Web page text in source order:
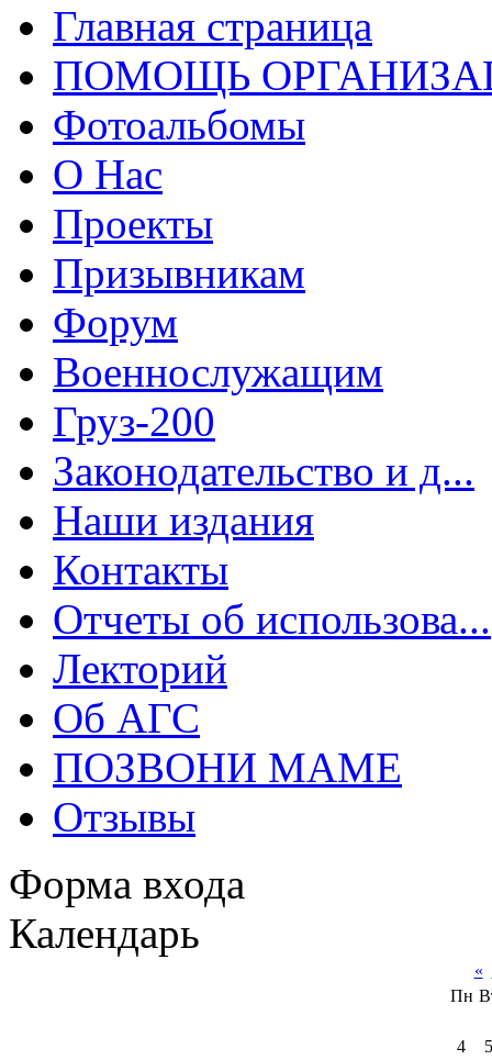
Главная страница
ПОМОЩЬ
Фотоальбомы
О Нас
Проекты
Призывникам
Форум
Военнослужащим
Груз-200
Законодательство и д...
Наши издания
Контакты
Отчеты об использова...
Лекторий
Об АГС
ПОЗВОНИ МАМЕ
Отзывы
Форма входа
Календарь
«
Пн
4
5